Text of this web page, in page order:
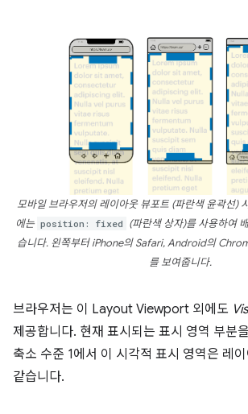
모바일 브라우저의 레이아웃 뷰포트 (파란색 윤곽선)
에는 position: fixed (파란색 상자)를 사용하여
습니다. 왼쪽부터 iPhone의 Safari, Android의
를 보여줍니다.
브라우저는 이 Layout Viewport 외에도
제공합니다. 현재 표시되는 표시 영역 부분
축소 수준 1에서 이 시각적 표시 영역은 레
같습니다.